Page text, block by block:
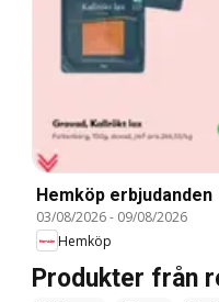
Hemköp erbjudanden
03/08/2026- 09/08/2026
Hemköp
Produkter från